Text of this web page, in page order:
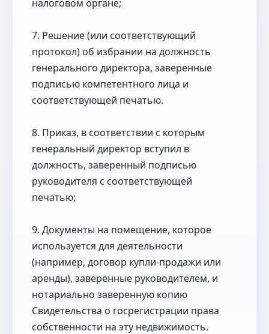
налоговом органе;
7. Решение (или соответствующий
протокол) об избрании на должность
генерального директора, заверенные
подписью компетентного лица и
соответствующей печатью.
8. Приказ, в соответствии с которым
генеральный директор вступил в
должность, заверенный подписью
руководителя с соответствующей
печатью;
9. Документы на помещение, которое
используется для деятельности
(например, договор купли-продажи или
аренды), заверенные руководителем, и
нотариально заверенную копию
Свидетельства о госрегистрации права
собственности на эту недвижимость.